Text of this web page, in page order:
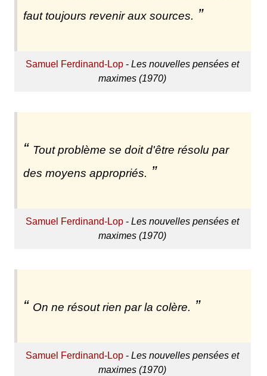
faut toujours revenir aux sources.
Samuel Ferdinand-Lop -Les nouvelles pensées et
maximes (1970)
Tout problème se doit d'être résolu par
des moyens appropriés.
Samuel Ferdinand-Lop -Les nouvelles pensées et
maximes (1970)
On ne résout rien par la colère.
Samuel Ferdinand-Lop -Les nouvelles pensées et
maximes (1970)